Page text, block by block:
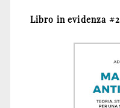
Libro in evidenza #2